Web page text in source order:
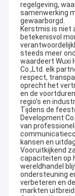
regelgeving,
samenwerking
gewaarborgd.
Kerstmis is niet
betekenisvol
steeds meer
waardeert Wuxi
Co.,Ltd. elk
respect,
oprecht het
en de
regio's en
Tijdens de
Development
van
kansen en
Vooruitkijkend
capaciteiten op
wereldhandel
ondersteuning
verbeteren en
markten